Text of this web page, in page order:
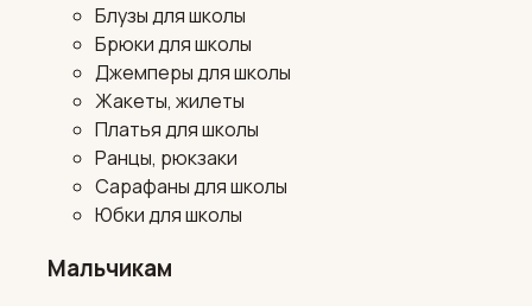
Блузы для школы
Брюки для школы
Джемперы для школы
Жакеты, жилеты
Платья для школы
Ранцы, рюкзаки
Сарафаны для школы
Юбки для школы
Мальчикам